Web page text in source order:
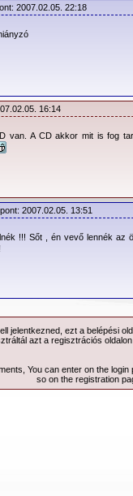
2007.02.05. 22:18
16:14
van. A CD akkor mit is fog
2007.02.05. 13:51
!!! Sőt , én vevő lennék az
jelentkezned, ezt a belépési
azt a regisztrációs
You can enter on the login
so on the registration